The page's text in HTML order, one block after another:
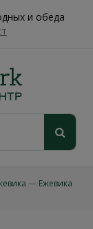
и обеда
Ежевика